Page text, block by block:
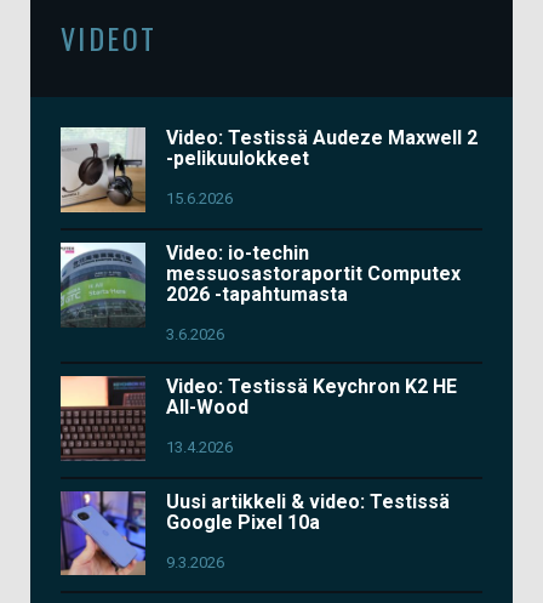
VIDEOT
Video: Testissä Audeze Maxwell 2
-pelikuulokkeet
15.6.2026
Video: io-techin
messuosastoraportit Computex
2026 -tapahtumasta
3.6.2026
Video: Testissä Keychron K2 HE
All-Wood
13.4.2026
Uusi artikkeli & video: Testissä
Google Pixel 10a
9.3.2026